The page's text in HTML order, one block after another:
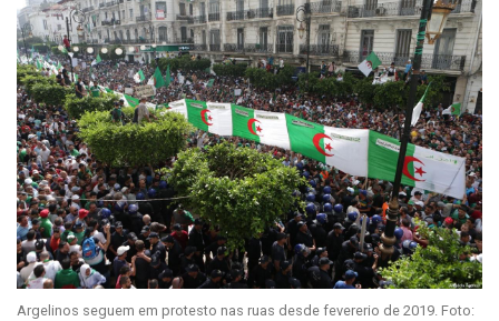
Argelinos seguem em protesto nas ruas desde fevererio de 2019. Foto: